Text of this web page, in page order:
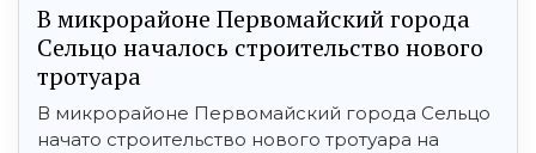
В микрорайоне Первомайский города
Сельцо началось строительство нового
тротуара
В микрорайоне Первомайский города Сельцо
начато строительство нового тротуара на